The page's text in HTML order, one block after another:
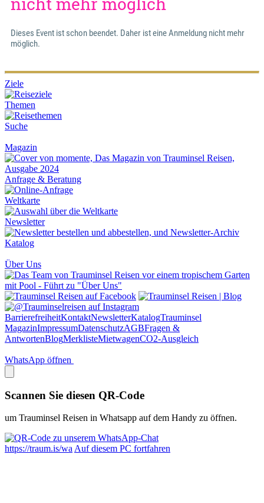
Ziele
Themen
Suche
Magazin
Anfrage & Beratung
Weltkarte
Newsletter
Katalog
Über Uns
BarrierefreiheitKontaktNewsletterKatalogTrauminsel
MagazinImpressumDatenschutzAGBFragen &
AntwortenBlogMerklisteMietwagenCO2-Ausgleich
WhatsApp öffnen
Scannen Sie diesen QR-Code
um Trauminsel Reisen in Whatsapp auf dem Handy zu öffnen.
https://traum.is/waAuf diesem PC fortfahren